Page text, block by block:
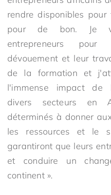
rendre disponibles
pour de bon. Je
entrepreneurs
dévouement et leur
de la formation et
l'immense impact de
divers secteurs en
déterminés à donner
les ressources et le
garantiront que leurs
et conduire un
continent ».